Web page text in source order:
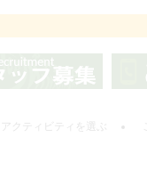
アクティビティを選ぶ